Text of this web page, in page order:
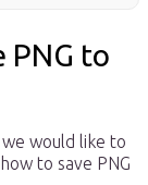
PNG to
would like to
to save PNG